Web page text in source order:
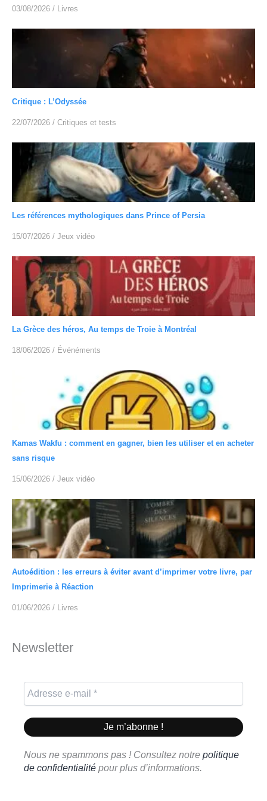
03/08/2026 / Livres
Critique : L’Odyssée
22/07/2026 / Critiques et tests
Les références mythologiques dans Prince of Persia
15/07/2026 / Jeux vidéo
La Grèce des héros, Au temps de Troie à Montréal
18/06/2026 / Événéments
Kamas Wakfu : comment en gagner, bien les utiliser et en acheter
sans risque
15/06/2026 / Jeux vidéo
Autoédition : les erreurs à éviter avant d’imprimer votre livre, par
Imprimerie à Réaction
01/06/2026 / Livres
Newsletter
Nous ne spammons pas ! Consultez notre politique
de confidentialité pour plus d’informations.